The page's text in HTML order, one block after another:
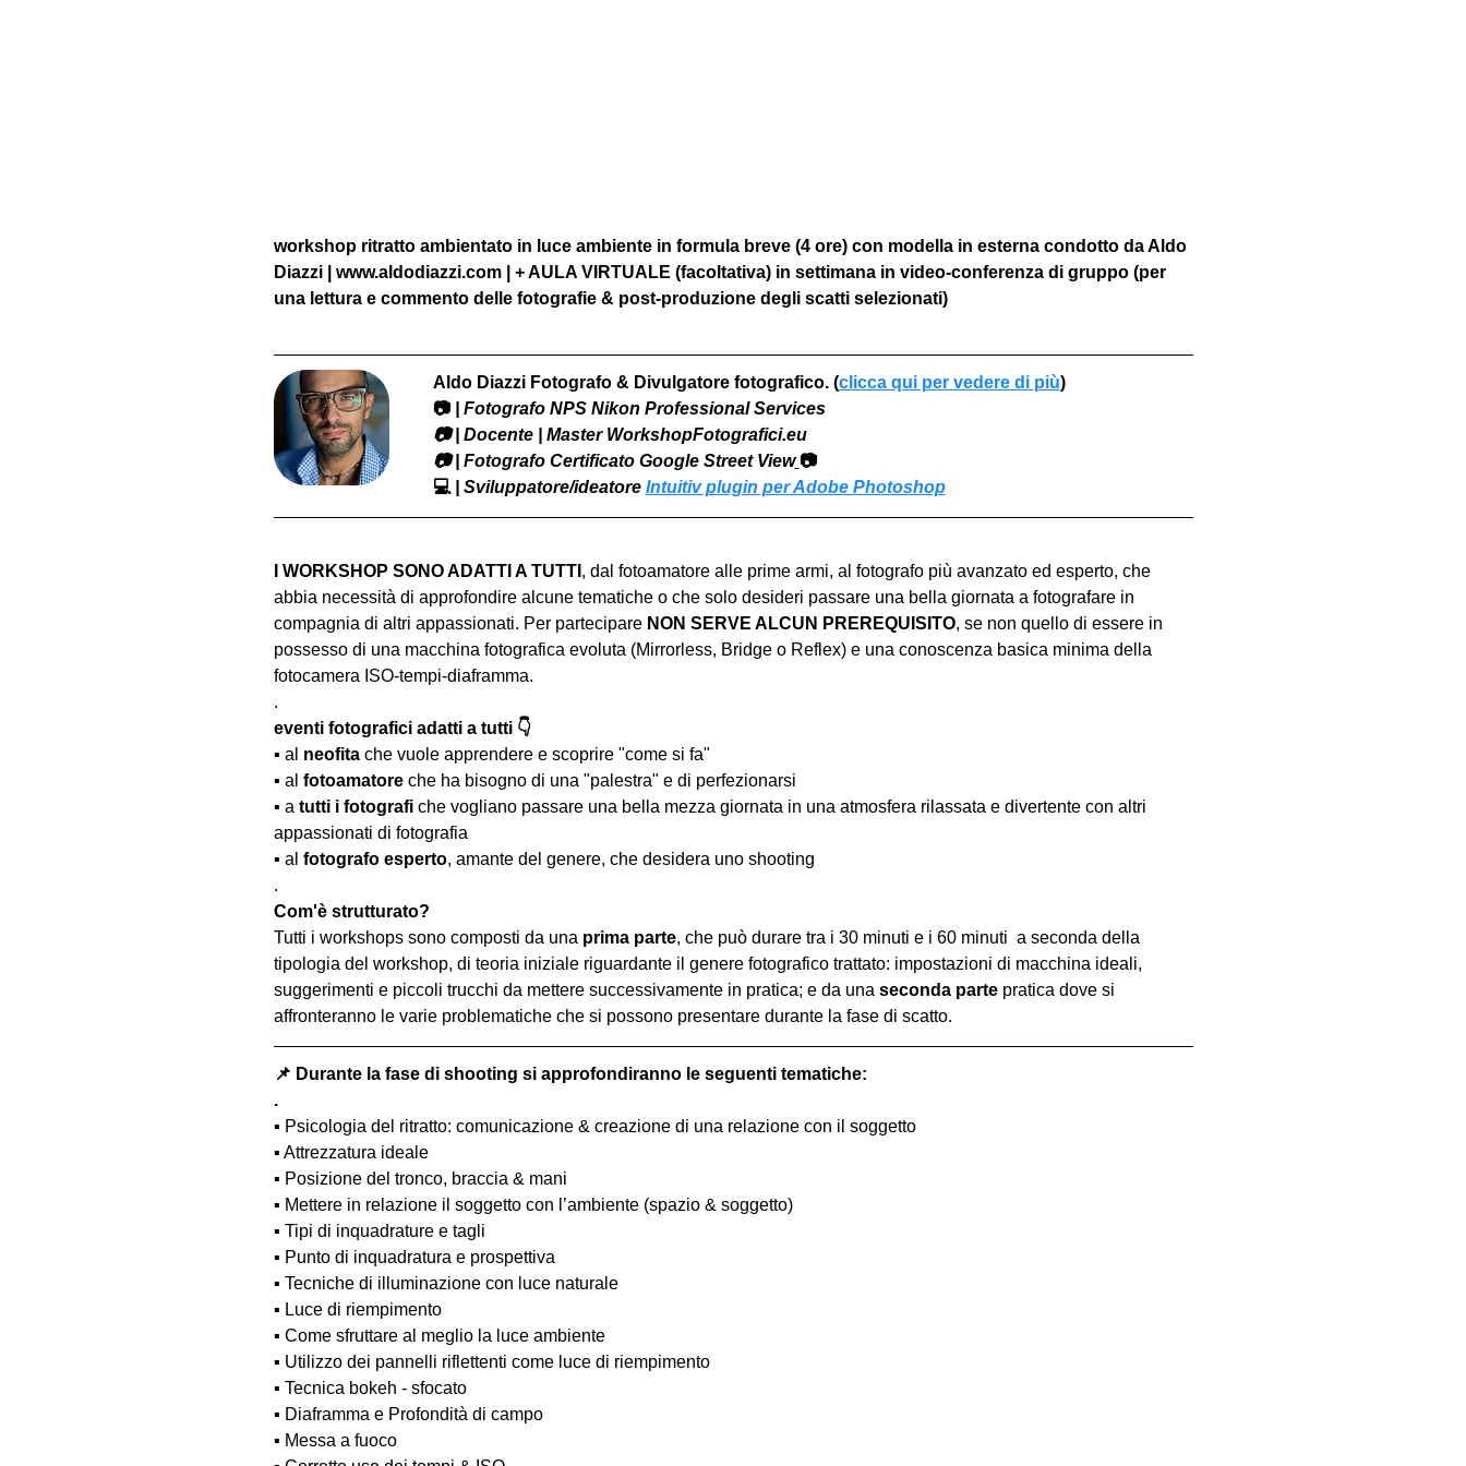
workshop ritratto ambientato in luce ambiente in formula breve (4 ore) con modella in esterna condotto da Aldo
Diazzi | www.aldodiazzi.com | + AULA VIRTUALE (facoltativa) in settimana in video-conferenza di gruppo (per
una lettura e commento delle fotografie & post-produzione degli scatti selezionati)
Aldo Diazzi Fotografo & Divulgatore fotografico. (clicca qui per vedere di più)
📷 | Fotografo NPS Nikon Professional Services
​📷 | Docente | Master WorkshopFotografici.eu
📷 | Fotografo Certificato Google Street View 📷
💻 | Sviluppatore/ideatore Intuitiv plugin per Adobe Photoshop
I WORKSHOP SONO ADATTI A TUTTI , dal fotoamatore alle prime armi, al fotografo più avanzato ed esperto, che
abbia necessità di approfondire alcune tematiche o che solo desideri passare una bella giornata a fotografare in
compagnia di altri appassionati. Per partecipare NON SERVE ALCUN PREREQUISITO, se non quello di essere in
possesso di una macchina fotografica evoluta (Mirrorless, Bridge o Reflex) e una conoscenza basica minima della
fotocamera ISO-tempi-diaframma.
.
eventi fotografici adatti a tutti 👇
▪️ al neofita che vuole apprendere e scoprire "come si fa"
▪️ al fotoamatore che ha bisogno di una "palestra" e di perfezionarsi
▪️ a tutti i fotografi che vogliano passare una bella mezza giornata in una atmosfera rilassata e divertente con altri
appassionati di fotografia
▪️ al fotografo esperto, amante del genere, che desidera uno shooting
.
Com'è strutturato?
Tutti i workshops sono composti da una prima parte, che può durare tra i 30 minuti e i 60 minuti  a seconda della
tipologia del workshop, di teoria iniziale riguardante il genere fotografico trattato: impostazioni di macchina ideali,
suggerimenti e piccoli trucchi da mettere successivamente in pratica; e da una seconda parte pratica dove si
affronteranno le varie problematiche che si possono presentare durante la fase di scatto.
📌 Durante la fase di shooting si approfondiranno le seguenti tematiche:
.
▪️ Psicologia del ritratto: comunicazione & creazione di una relazione con il soggetto
▪️ Attrezzatura ideale
▪️ Posizione del tronco, braccia & mani
▪️ Mettere in relazione il soggetto con l’ambiente (spazio & soggetto)
▪️ Tipi di inquadrature e tagli
▪️ Punto di inquadratura e prospettiva
▪️ Tecniche di illuminazione con luce naturale
▪️ Luce di riempimento
▪️ Come sfruttare al meglio la luce ambiente
▪️ Utilizzo dei pannelli riflettenti come luce di riempimento
▪️ Tecnica bokeh - sfocato
▪️ Diaframma e Profondità di campo
▪️ Messa a fuoco